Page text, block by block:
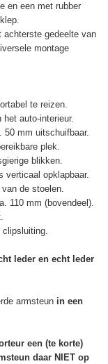
en een met rubber
achterste gedeelte van
montage
te reizen.
het auto-interieur.
50 mm uitschuifbaar.
plek.
blikken.
verticaal opklapbaar.
de stoelen.
110 mm (bovendeel).
clipsluiting.
leder en echt leder
armsteun in een
een (te korte)
daar NIET op